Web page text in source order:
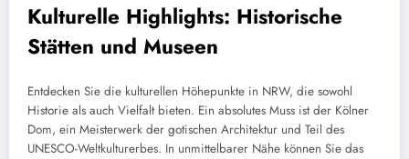
Kulturelle Highlights: Historische
Stätten und Museen
Entdecken Sie die kulturellen Höhepunkte in NRW, die sowohl
Historie als auch Vielfalt bieten. Ein absolutes Muss ist der Kölner
Dom, ein Meisterwerk der gotischen Architektur und Teil des
UNESCO-Weltkulturerbes. In unmittelbarer Nähe können Sie das